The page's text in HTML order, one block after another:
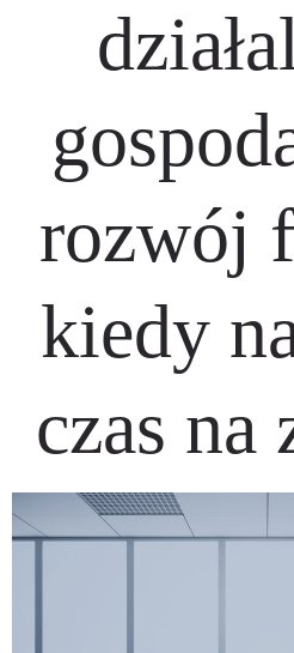
rozwój
kiedy
czas na